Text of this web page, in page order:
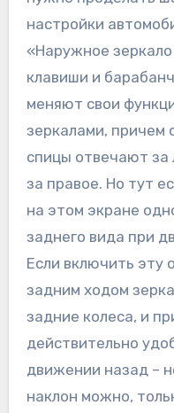
настройки
«Наружное
клавиши и
меняют свои
зеркалами, причем
спицы отвечают за
за правое. Но тут
на этом экране
заднего вида при
Если включить эту
задним ходом
задние колеса, и
действительно
движении назад –
наклон можно,